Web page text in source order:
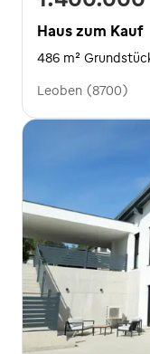
Haus zum Kauf
486 m²
Leoben (8700)